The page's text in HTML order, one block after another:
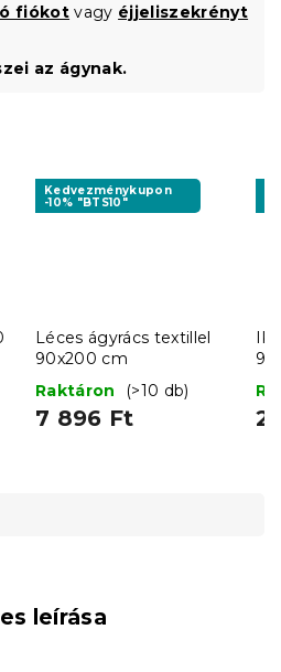
fiókot vagy éjjeliszekrényt
az ágynak.
Kedvezménykupon
-10% "BTS10"
Léces ágyrács textillel
90x200 cm
Raktáron
(>10 db)
7 896 Ft
90
leírása